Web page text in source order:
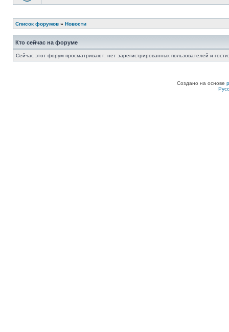
Список форумов » Новости
Кто сейчас на форуме
Сейчас этот форум просматривают: нет зарегистрированных пользователей и
Создано на основе